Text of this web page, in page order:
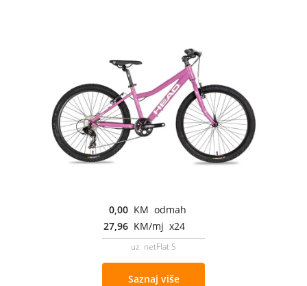
0,00 KM odmah
27,96 KM/mj x24
uz netFlat S
Saznaj više